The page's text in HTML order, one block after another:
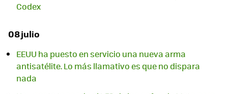
Codex
08 julio
EEUU ha puesto en servicio una nueva arma
antisatélite. Lo más llamativo es que no dispara
nada